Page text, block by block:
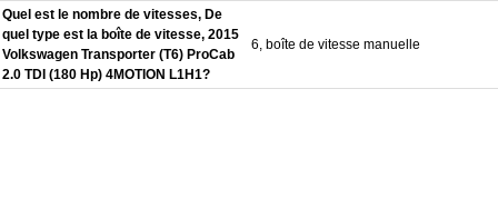
Quel est le nombre de vitesses, De
quel type est la boîte de vitesse, 2015
Volkswagen Transporter (T6) ProCab
2.0 TDI (180 Hp) 4MOTION L1H1?
6, boîte de vitesse manuelle